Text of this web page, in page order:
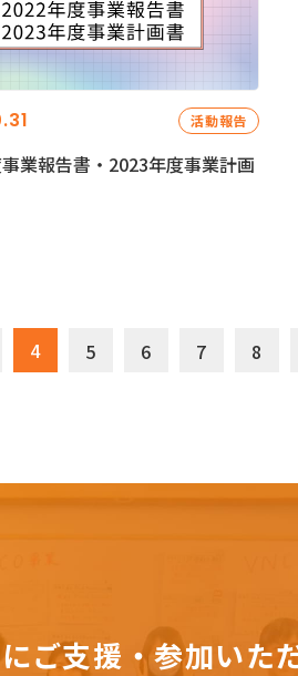
活動報告
業報告書・2023年度事業計画
4 5 6 7 8
ご支援・参加いた